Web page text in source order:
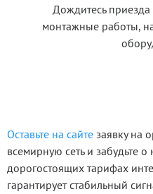
Дождитесь
монтажные работы,
Оставьте на сайте заявку на
всемирную сеть и забудьте
дорогостоящих тарифах
гарантирует стабильный